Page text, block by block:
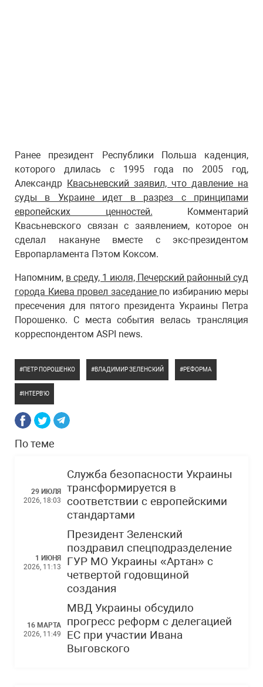
Ранее президент Республики Польша каденция,
которого длилась с 1995 года по 2005 год,
Александр Квасьневский заявил, что давление на
суды в Украине идет в разрез с принципами
европейских ценностей. Комментарий
Квасьневского связан с заявлением, которое он
сделал накануне вместе с экс-президентом
Европарламента Пэтом Коксом.
Напомним, в среду, 1 июля, Печерский районный суд
города Киева провел заседание по избиранию меры
пресечения для пятого президента Украины Петра
Порошенко. С места события велась трансляция
корреспондентом ASPI news.
ПЕТР ПОРОШЕНКО ВЛАДИМИР ЗЕЛЕНСКИЙ РЕФОРМА
ІНТЕРВ'Ю
По теме
29 ИЮЛЯ
2026, 18:03
Служба безопасности Украины
трансформируется в
соответствии с европейскими
стандартами
1 ИЮНЯ
2026, 11:13
Президент Зеленский
поздравил спецподразделение
ГУР МО Украины «Артан» с
четвертой годовщиной
создания
16 МАРТА
2026, 11:49
МВД Украины обсудило
прогресс реформ с делегацией
ЕС при участии Ивана
Выговского